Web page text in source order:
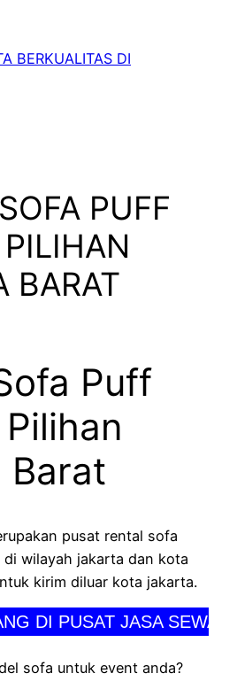
BERKUALITAS DI
PUFF
BARAT
Puff
Barat
pusat rental sofa
wilayah jakarta dan kota
kirim diluar kota jakarta.
DI PUSAT JASA SEWA
sofa untuk event anda?